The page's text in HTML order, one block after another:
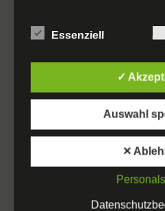
Essenziell
✓
Auswahl
✕